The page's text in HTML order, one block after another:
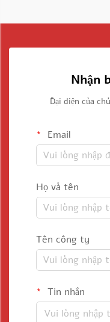
Nhận
Đại diện của
Email
Họ và tên
Tên công ty
Tin nhắn